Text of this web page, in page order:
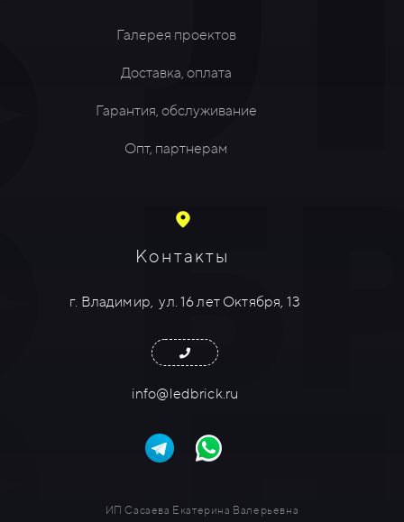
Галерея проектов
Доставка, оплата
Гарантия, обслуживание
Опт, партнерам
Контакты
г. Владимир, ул. 16 лет Октября, 13
info@ledbrick.ru
ИП Сасаева Екатерина Валерьевна